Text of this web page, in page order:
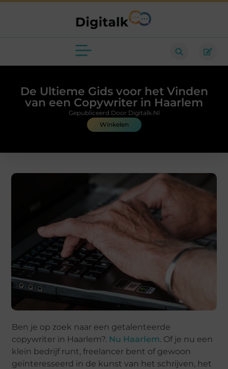
De Ultieme Gids voor het Vinden
van een Copywriter in Haarlem
Winkelen
Gepubliceerd Door Digitalk.nl
Ben je op zoek naar een getalenteerde
copywriter in Haarlem?. Nu Haarlem. Of je nu een
klein bedrijf runt, freelancer bent of gewoon
geïnteresseerd in de kunst van het schrijven, het